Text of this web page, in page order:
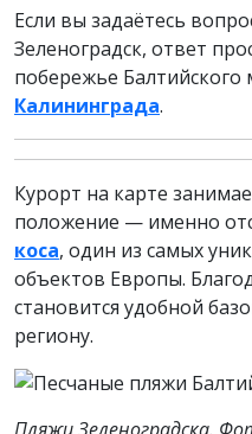
Если вы задаётесь
Зеленоградск, ответ
побережье Балтийского
Калининграда.
Курорт на карте
положение — именно
коса, один из самых
объектов Европы.
становится удобной
региону.